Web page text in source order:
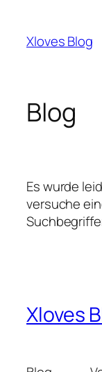
springen
Xloves Blog
Blog
Es wurde
versuche
Xloves